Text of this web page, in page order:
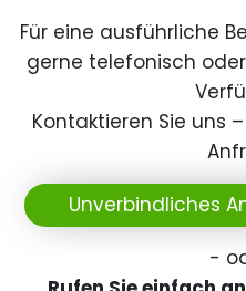
Für eine ausführliche
gerne telefonisch
Kontaktieren Sie uns
Unverbindliches
-